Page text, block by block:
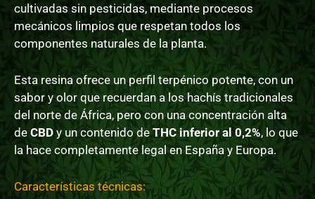
cultivadas sin pesticidas, mediante procesos
mecánicos limpios que respetan todos los
componentes naturales de la planta.
Esta resina ofrece un perfil terpénico potente, con un
sabor y olor que recuerdan a los hachís tradicionales
del norte de África, pero con una concentración alta
de CBD y un contenido deTHC inferior al 0,2%, lo que
la hace completamente legal en España y Europa.
Características técnicas: